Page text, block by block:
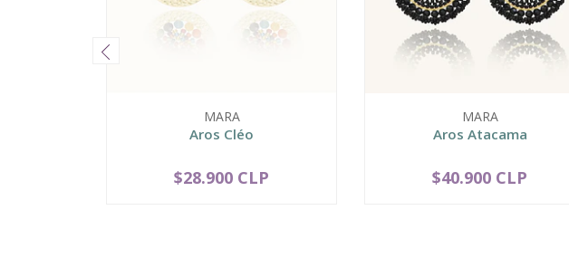
MARA
Aros Cléo
AGOTADO
$28.900 CLP
MARA
Aros Atacama
VER OPCIONES
$40.900 CLP